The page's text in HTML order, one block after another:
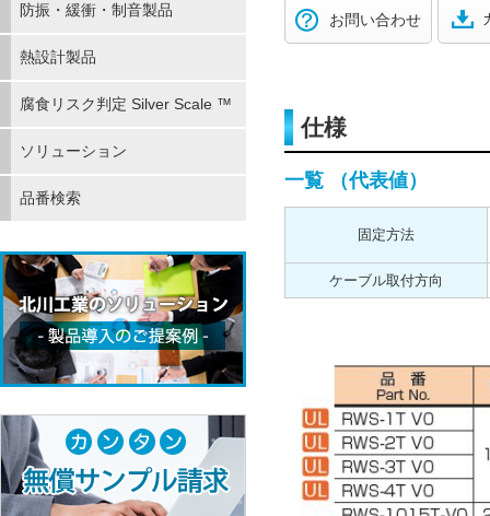
お問い合わせ
仕様
一覧 （代表値）
固定方法
ケーブル取付方向
防振・緩衝・制音製品
熱設計製品
腐食リスク判定 Silver Scale ™
ソリューション
品番検索